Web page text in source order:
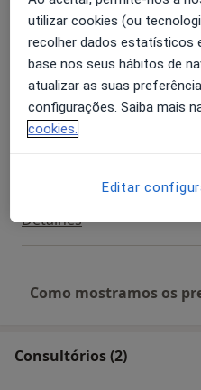
Serviços e preços
Primeira consulta Análises
Detalhes
Primeira consulta Clinica
Primeira consulta
Detalhes
Como mostramos os
Consultórios (2)
utilizar cookies (ou
recolher dados estatísticos
base nos seus hábitos de
atualizar as suas
configurações. Saiba mais
cookies.
Editar